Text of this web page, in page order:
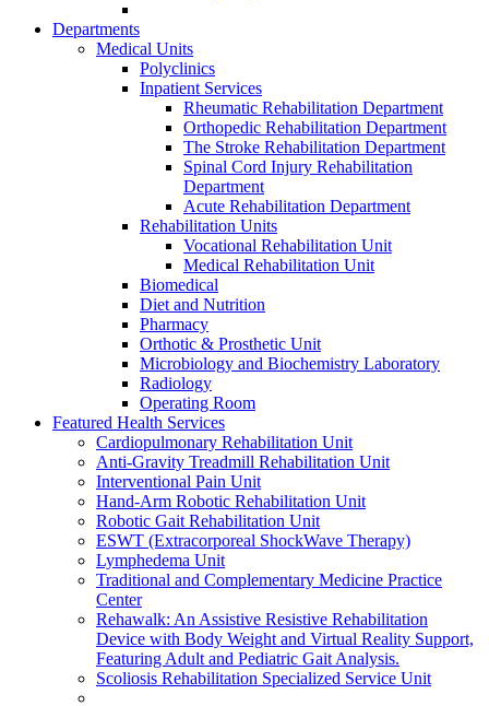
Departments
Medical Units
Polyclinics
Inpatient Services
Rheumatic Rehabilitation Department
Orthopedic Rehabilitation Department
The Stroke Rehabilitation Department
Spinal Cord Injury Rehabilitation
Department
Acute Rehabilitation Department
Rehabilitation Units
Vocational Rehabilitation Unit
Medical Rehabilitation Unit
Biomedical
Diet and Nutrition
Pharmacy
Orthotic & Prosthetic Unit
Microbiology and Biochemistry Laboratory
Radiology
Operating Room
Featured Health Services
Cardiopulmonary Rehabilitation Unit
Anti-Gravity Treadmill Rehabilitation Unit
Interventional Pain Unit
Hand-Arm Robotic Rehabilitation Unit
Robotic Gait Rehabilitation Unit
ESWT (Extracorporeal ShockWave Therapy)
Lymphedema Unit
Traditional and Complementary Medicine Practice
Center
Rehawalk: An Assistive Resistive Rehabilitation
Device with Body Weight and Virtual Reality Support,
Featuring Adult and Pediatric Gait Analysis.
Scoliosis Rehabilitation Specialized Service Unit